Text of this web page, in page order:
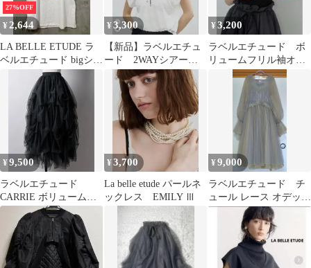
27%OFF
¥2,644
LA BELLE ETUDE ラ
ベルエチュード bigシル
エット スクエア箔プリ
ント Tシャツ size1/白
■◆ レディース
¥3,300
【新品】ラベルエチュ
ード 2WAYシアーフ
レンチスリーブニッ
ト 【クーポン券付】
¥3,200
ラベルエチュード ボ
リュームフリル袖オフ
ショルダーニットカッ
トソー ブラック新品
¥9,500
ラベルエチュード
CARRIE ボリュームチ
ュールスカート
¥3,700
La belle etude パールネ
ックレス EMILY Ⅲ
¥9,000
ラベルエチュード チ
ュール レース オデット
ワンピース 長袖